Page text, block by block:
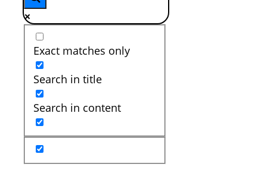
Exact matches only
Search in title
Search in content